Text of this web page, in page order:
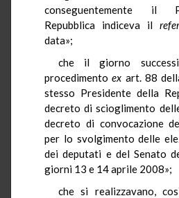
conseguentemente il
Repubblica indiceva il
data»;
che il giorno
procedimentoex art. 88
stesso Presidente della
decreto di scioglimento
decreto di convocazione
per lo svolgimento delle
dei deputati e del Senato
giorni 13 e 14 aprile 2008»;
che si realizzavano,